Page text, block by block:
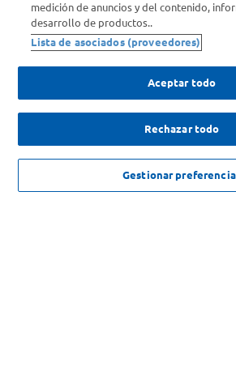
Comprá Online
Enterate de nuestras ofertas
Dejanos tu mail para recibir todas las ofertas
que nadie.
Provincia
medición de anuncios y del contenido,
desarrollo de productos..
Lista de asociados (proveedores)
Aceptar todo
Rechazar todo
Gestionar